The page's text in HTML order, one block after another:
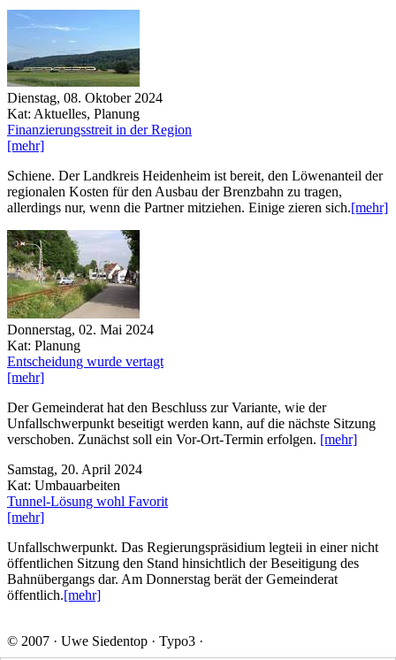
Dienstag, 08. Oktober 2024
Kat: Aktuelles, Planung
Finanzierungsstreit in der Region
[mehr]
Schiene. Der Landkreis Heidenheim ist bereit, den Löwenanteil der
regionalen Kosten für den Ausbau der Brenzbahn zu tragen,
allerdings nur, wenn die Partner mitziehen. Einige zieren sich.[mehr]
Donnerstag, 02. Mai 2024
Kat: Planung
Entscheidung wurde vertagt
[mehr]
Der Gemeinderat hat den Beschluss zur Variante, wie der
Unfallschwerpunkt beseitigt werden kann, auf die nächste Sitzung
verschoben. Zunächst soll ein Vor-Ort-Termin erfolgen. [mehr]
Samstag, 20. April 2024
Kat: Umbauarbeiten
Tunnel-Lösung wohl Favorit
[mehr]
Unfallschwerpunkt. Das Regierungspräsidium legteii in einer nicht
öffentlichen Sitzung den Stand hinsichtlich der Beseitigung des
Bahnübergangs dar. Am Donnerstag berät der Gemeinderat
öffentlich.[mehr]
© 2007 · Uwe Siedentop · Typo3 ·